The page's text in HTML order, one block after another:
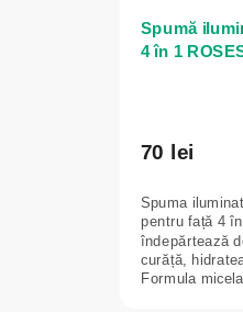
Spumă
4 în 1
70 lei
Spuma
pentru față 4
îndepărtează
curăță,
Formula